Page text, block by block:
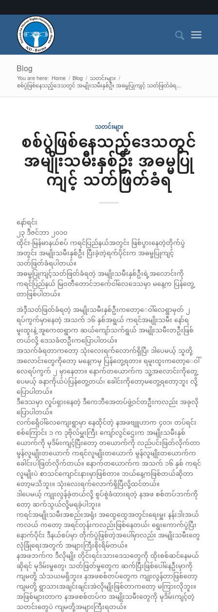
Blog
You are here: Home / Blog / သတင်းများ /
စစ်ပွဲဖြစ်နေသည့်ဒေသတွင် အမျိုးသမီးနှစ်ဦး အဓမ္မပြုကျင့် သတ်ဖြတ်ခံရ...
သတင်းများ
စစ်ပွဲဖြစ်နေသည့်ဒေသတွင်
အမျိုးသမီးနှစ်ဦး အဓမ္မပြု
ကျင့် သတ်ဖြတ်ခံရ
နော်ရင်း
၂၃ ဒီဇင်ဘာ ၂၀၁၀
ထိုင်း-မြန်မာနယ်စပ် ကရင်ပြည်နယ်အတွင်း ဖြစ်ပွားနေတဲ့တိုက်ပွဲ
အတွင်း အမျိုးသမီးနှစ်ဦး ပြီးခဲ့တဲ့ရက်ပိုင်းက အဓမ္မပြုကျင့်
သတ်ဖြတ်ခံရပါတယ်။
အဓမ္မပြုကျင့်သတ်ဖြတ်ခံရတဲ့ အမျိုးသမီးနှစ်ဦးရဲ့အလောင်းကို
ကရင်ပြည်နယ် မြဝတီတောင်ဘက်ေဝါ်လေဒေသမှာ မနေ့က ပြန်တွေ့
တာဖြစ်ပါတယ်။
အဲဒီ့သတ်ဖြတ်ခံရတဲ့ အမျိုးသမီးနှစ်ဦးကတော့ေဝါ်လေရွာမှတ် ၂
ရပ်ကွက်မှာနေတဲ့ အသက် ၁၆ နှစ်အရွယ် ကရင်အမျိုးသမီး နော်ရ
မူးထူးနဲ့ အူကေထရွာက ဆယ်ကျော်သက်ရွယ် အမျိုးသမီးတဦးဖြစ်
တယ်လို့ ဒေသခံတဦးကပြောပါတယ်။
အသက်ခံရတာကတော့ သုံးလေးရက်လောက်ရှိပြီ၊ ဒါပေမယ့် သူတို့
အလောင်းတွေကိုတော့ မနေ့ကမှ ပြန်တွေ့ရတာ။ ရမူးထူးကတော့ေဝါ်
လေရပ်ကွက် ၂ မှာနေတာ။ နောက်တယောက်က သူ့အလောင်းကိုတွေ့
ပေမယ့် ခနာကိုယ်ပဲပြန်တွေ့တယ်၊ ခေါင်းကိုတော့မတွေ့ရတော့ဘူး လို့
ပြောပါတယ်။
ဒီဒေသမှာ လှုပ်ရှားနေတဲ့ ဒီကေဘီအေတပ်ဖွဲ့ဝင်တဦးကလည်း အခုလို
ပြောပါတယ်။
လက်ရှေိဝါ်လေကျေးရွာမှာ နေထိုင်တဲ့ နအဖဗျူဟာက ၄၀၁၊ တပ်ရင်း
စစ်ကြောင်း ၁ က ဒုဗိုလ်မှူးကြီး ကျော်လွင်ဌေးက အမျိုးသမီးနှစ်
ယောက်ကို မုဒိမ်းကျင့်ပြီးတော့ တယောက်ကို လည်ပင်းဖြတ်လိုက်တာ
မွန်လူမျိုးတယောက် ကရင်လူမျိုးတယောက် မွန်လူမျိုးတယောက်က
ခေါင်းပါဖြတ်လိုက်တယ်။ နောက်တယောက်က အသက် ၁၆ နှစ် ကရင်
လူမျိုးပဲ စာသင်ကျောင်းနားမှာဖြစ်တာ။ ဘယ်နေ့ကဖြစ်တယ်ဆိုတာ
တော့မသိဘူး။ သုံးလေးရက်လောက်ရှိပြီလို့ထင်တယ်။
ဒါပေမယ့် ကျုးလွန်ခဲ့တယ်လို့ စွပ်စွဲခံထားရတဲ့ နအဖ စစ်တပ်ဘက်ကို
တော့ ဆက်သွယ်လို့မရခဲ့ပါဘူး။
ကရင်အမျိုးသမီးအစည်းအရုံး အထွေထွေအတွင်းရေးမှူး နန်းဒါးအယ်
ကလယ် ကတော့ အရင်တုန်းကလည်းဖြစ်နေတယ်၊ ရွေးကောက်ပွဲပြီး
နောက်ပိုင်း ဒီနယ်စပ်မှာ တိုက်ပွဲဖြစ်တဲ့အပေါ်မှာလည်း အမျိုးသမီးတွေ
လုံခြုံရေးအတွက် အများကြီးစိုးရိမ်တယ်။
နအဖဘက်က ဒီလိုမျိုး တိုင်းရင်းသားဒေသတွေကို ထိုးစစ်ဆင်နေမယ်
ဆိုရင် မုဒိမ်းမှုတွေ၊ သတ်ဖြတ်မှုတွေက ဆက်ပြီးဖြစ်ပေါ်နေဦးမှာကို
ကျမတို့ သံသယမရှိဘူး။ နအဖစစ်တပ်တွေက ကျုးလွန်တာဖြစ်တော့
ကျမတို့ ရွာသားအချင်းချင်းအဲလိုမျိုးဖြစ်တာကတော့ မကြားလိုဘူး။
အဖြစ်များတာက နအဖစစ်တပ်က အမျိုးသမီးတွေကို မုဒိမ်းကျင့်တဲ့
သတင်းတွေပဲ ကျမတို့အများကြီးရတယ်။